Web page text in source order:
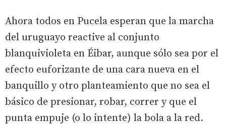
Ahora todos en Pucela esperan que la marcha
del uruguayo reactive al conjunto
blanquivioleta en Éibar, aunque sólo sea por el
efecto euforizante de una cara nueva en el
banquillo y otro planteamiento que no sea el
básico de presionar, robar, correr y que el
punta empuje (o lo intente) la bola a la red.